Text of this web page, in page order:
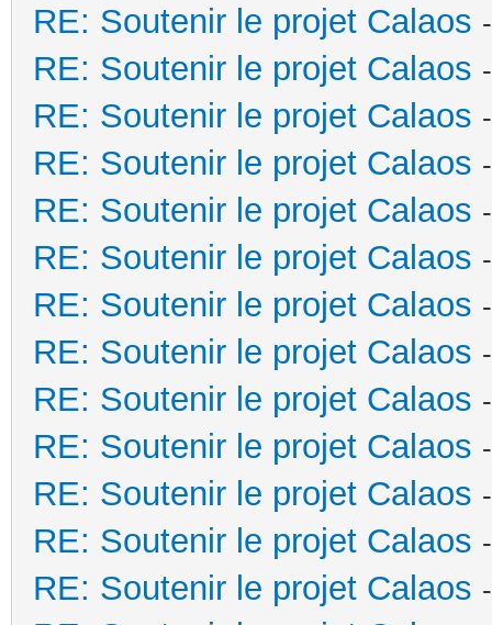
RE: Soutenir le projet Calaos
RE: Soutenir le projet Calaos
RE: Soutenir le projet Calaos
RE: Soutenir le projet Calaos
RE: Soutenir le projet Calaos
RE: Soutenir le projet Calaos
RE: Soutenir le projet Calaos
RE: Soutenir le projet Calaos
RE: Soutenir le projet Calaos
RE: Soutenir le projet Calaos
RE: Soutenir le projet Calaos
RE: Soutenir le projet Calaos
RE: Soutenir le projet Calaos